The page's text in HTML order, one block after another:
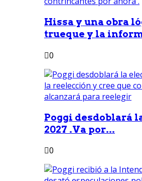
Hissa y una obra
trueque y la
0
Poggi desdoblará
2027 .Va por...
0